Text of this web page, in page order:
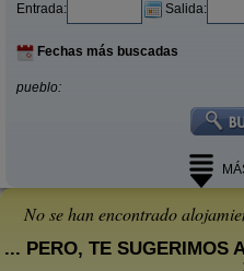
Entrada: Salida:
Fechas más buscadas
pueblo:
No se han encontrado
... PERO, TE SUGERIMOS